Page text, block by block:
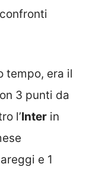
tempo, era il
3 punti da
l’Inter in
e 1